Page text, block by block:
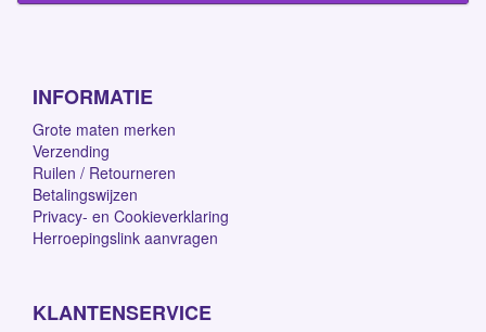
INFORMATIE
Grote maten merken
Verzending
Ruilen / Retourneren
Betalingswijzen
Privacy- en Cookieverklaring
Herroepingslink aanvragen
KLANTENSERVICE